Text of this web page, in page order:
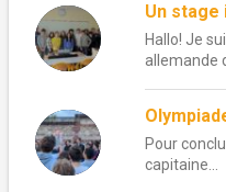
Un stage
Hallo! Je
allemande
Pour
capitaine...